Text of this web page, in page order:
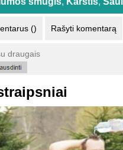
() Rašyti komentarą
draugais